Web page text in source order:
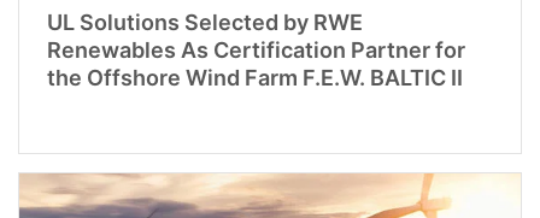
UL Solutions Selected by RWE
Renewables As Certification Partner for
the Offshore Wind Farm F.E.W. BALTIC II